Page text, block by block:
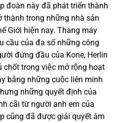
đoàn này đã phát triển thành
trong những nhà sản
Giới hiện nay. Thang máy
cầu của đa số những công
đứng đầu của Kone, Herlin
chốt trong việc mở rộng hoạt
bằng những cuộc liên minh
những quyết định của
cãi từ người anh em của
cũng đã được giải quyết âm